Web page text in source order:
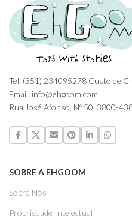
Tel: (351) 234095278 Custo de
Email: info@ehgoom.com
Rua José Afonso, Nº 50, 3800-
SOBRE A EHGOOM
Sobre Nós
Propriedade Intelectual